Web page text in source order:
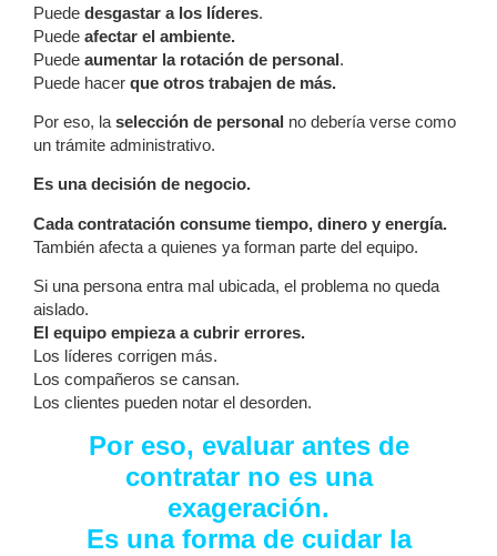
Puede desgastar a los líderes.
Puede afectar el ambiente.
Puede aumentar la rotación de personal.
Puede hacer que otros trabajen de más.
Por eso, la selección de personal no debería verse como
un trámite administrativo.
Es una decisión de negocio.
Cada contratación consume tiempo, dinero y energía.
También afecta a quienes ya forman parte del equipo.
Si una persona entra mal ubicada, el problema no queda
aislado.
El equipo empieza a cubrir errores.
Los líderes corrigen más.
Los compañeros se cansan.
Los clientes pueden notar el desorden.
Por eso, evaluar antes de
contratar no es una
exageración.
Es una forma de cuidar la